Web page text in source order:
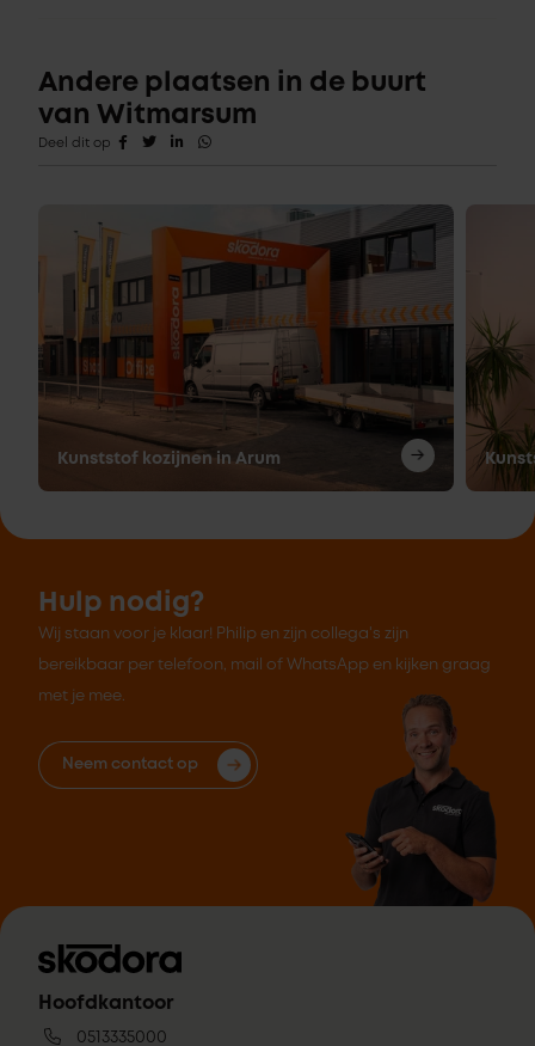
Andere plaatsen in de buurt
van Witmarsum
Deel dit op
Kunststof kozijnen in Arum
Hulp nodig?
Wij staan voor je klaar! Philip en zijn collega's zijn
bereikbaar per telefoon, mail of WhatsApp en kijken graag
met je mee.
Neem contact op
Hoofdkantoor
0513335000